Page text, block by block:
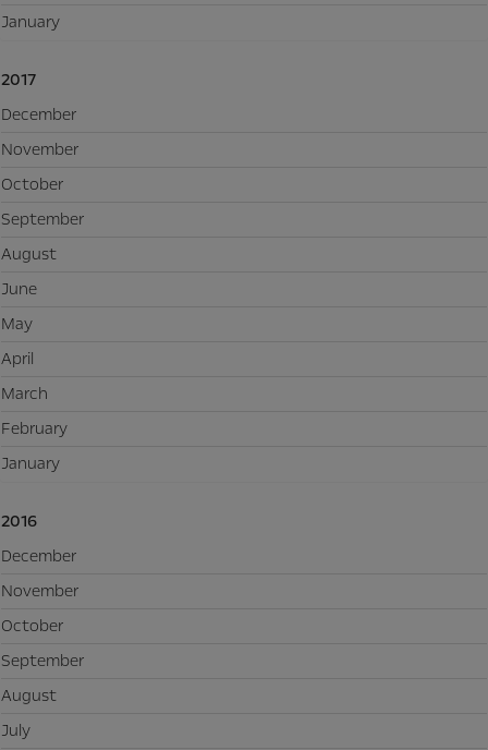
January
2017
December
November
October
September
August
June
May
April
March
February
January
2016
December
November
October
September
August
July